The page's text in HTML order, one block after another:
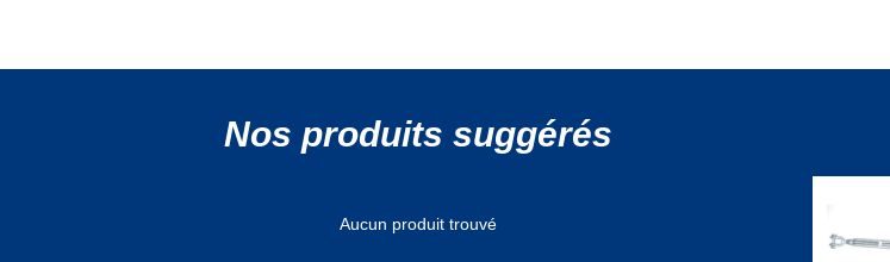
Nos produits suggérés
Aucun produit trouvé